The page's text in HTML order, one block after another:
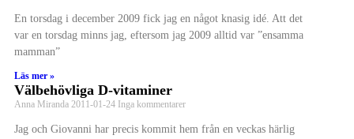
En torsdag i december 2009 fick jag en något knasig idé. Att det
var en torsdag minns jag, eftersom jag 2009 alltid var ”ensamma
mamman”
Läs mer »
Välbehövliga D-vitaminer
Anna Miranda 2011-01-24 Inga kommentarer
Jag och Giovanni har precis kommit hem från en veckas härlig